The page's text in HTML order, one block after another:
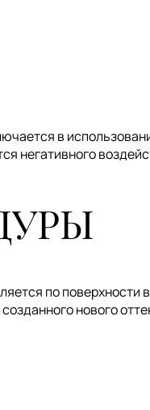
в
негативного
по поверхности
нового